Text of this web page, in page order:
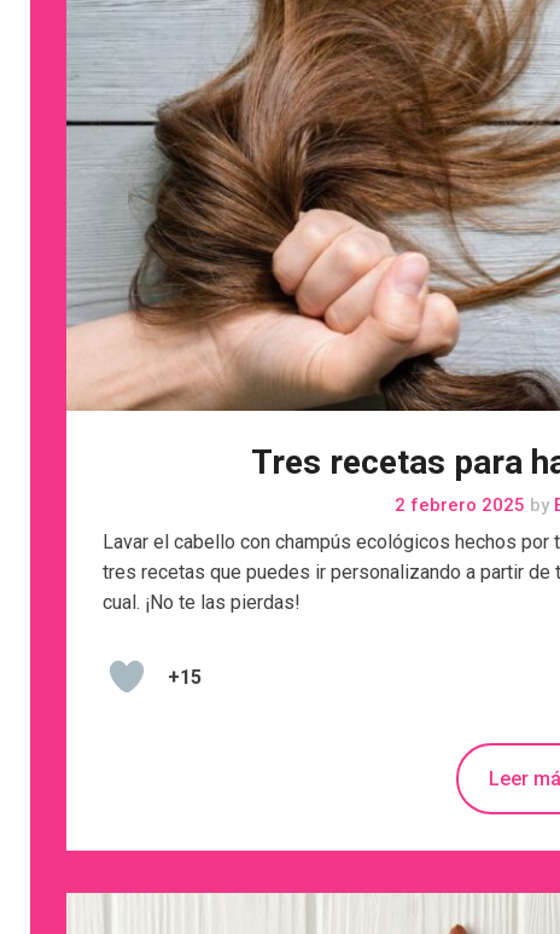
Tres recetas para
2 febrero 2025 by
Lavar el cabello con champús ecológicos hechos
tres recetas que puedes ir personalizando a partir
cual. ¡No te las pierdas!
+15
Leer